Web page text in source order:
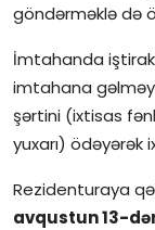
göndərməklə də
İmtahanda
imtahana
şərtini (ixtisas
yuxarı) ödəyərək
Rezidenturaya
avqustun 13-